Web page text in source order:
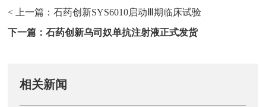
< 上一篇：石药创新SYS6010启动Ⅲ期临床试验
下一篇：石药创新乌司奴单抗注射液正式发货
相关新闻